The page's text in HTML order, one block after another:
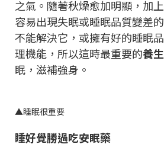
之氣。隨著秋燥愈加明顯，加
容易出現失眠或睡眠品質變差
不能解決它，或擁有好的睡眠
理機能，所以這時最重要的養生
眠，滋補強身。
▲睡眠很重要
睡好覺勝過吃安眠藥